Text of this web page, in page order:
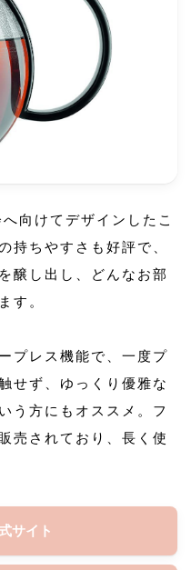
向けてデザインしたこ
持ちやすさも好評で、
醸し出し、どんなお部
す。
プレス機能で、一度プ
せず、ゆっくり優雅な
う方にもオススメ。フ
売されており、長く使
サイト